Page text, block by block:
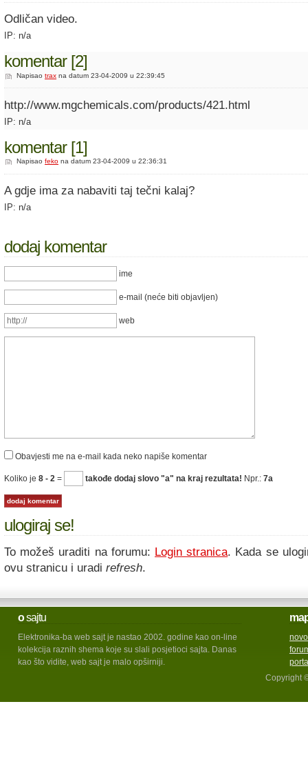
Odličan video.
IP: n/a
komentar [2]
Napisao trax na datum 23-04-2009 u 22:39:45
http://www.mgchemicals.com/products/421.html
IP: n/a
komentar [1]
Napisao feko na datum 23-04-2009 u 22:36:31
A gdje ima za nabaviti taj tečni kalaj?
IP: n/a
dodaj komentar
ime
e-mail (neće biti objavljen)
web
Obavjesti me na e-mail kada neko napiše komentar
Koliko je 8 - 2 = takođe dodaj slovo "a" na kraj rezultata! Npr.: 7a
ulogiraj se!
To možeš uraditi na forumu: Login stranica. Kada se
ovu stranicu i uradi refresh.
osajtu
Elektronika-ba web sajt je nastao 2002. godine kao on-line
kolekcija raznih shema koje su slali posjetioci sajta. Danas
kao što vidite, web sajt je malo opširniji.
Copyright